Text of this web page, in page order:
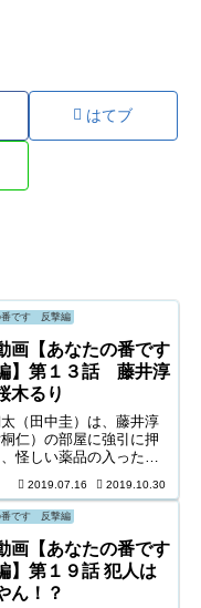
はてブ
番です 反撃編
画【あなたの番です
】第１３話 藤井淳
木るり
（田中圭）は、藤井淳
仁）の部屋に強引に押
怪しい薬品の入ったケ
人の男に背後から羽交い
れて頭に布袋を被せら
の２人は藤井がシンイ
美穂）に頼まれて、部
ていた不法滞在者のマ
デイビスとアリ・モハ
た。
2019.07.16 2019.10.30
番です 反撃編
画【あなたの番です
】第１９話 犯人は
ん！？